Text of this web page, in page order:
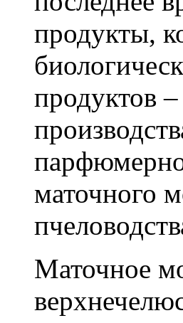
продукты,
продуктов
маточного
Маточное